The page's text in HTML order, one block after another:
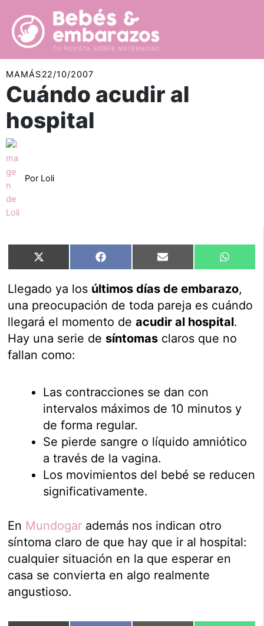
contenido
MAMÁS22/10/2007
Cuándo acudir al
hospital
Por Loli
Compartir
en
X
(Twitter)
Compartir
en
Facebook Compartir
en
Email
en
Llegado ya los últimos días de embarazo,
una preocupación de toda pareja es cuándo
llegará el momento deacudir al hospital.
Hay una serie de síntomas claros que no
fallan como:
Las contracciones se dan con
intervalos máximos de 10 minutos y
de forma regular.
Se pierde sangre o líquido amniótico
a través de la vagina.
Los movimientos del bebé se reducen
significativamente.
En Mundogar además nos indican otro
síntoma claro de que hay que ir al hospital:
cualquier situación en la que esperar en
casa se convierta en algo realmente
angustioso.